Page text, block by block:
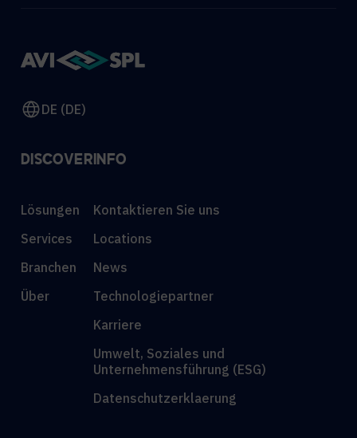
DE (DE)
DISCOVER
Lösungen
Services
Branchen
Über
INFO
Kontaktieren Sie uns
Locations
News
Technologiepartner
Karriere
Umwelt, Soziales und
Unternehmensführung (ESG)
Datenschutzerklaerung